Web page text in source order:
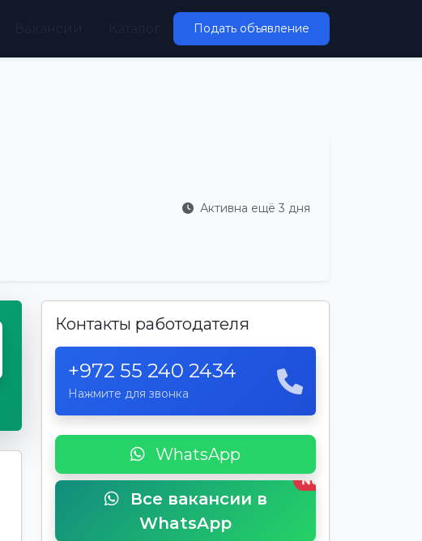
Подать объявление
Активна ещё 3 дня
Контакты работодателя
+972 55 240 2434
Нажмите для звонка
WhatsApp
Все вакансии в
WhatsApp
New